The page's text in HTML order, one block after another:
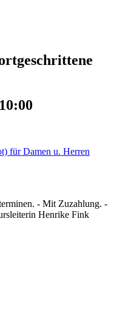
10:00
für Damen u. Herren
- Mit Zuzahlung. -
Henrike Fink